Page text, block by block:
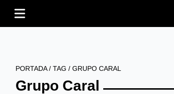
PORTADA/ TAG / GRUPO CARAL
Grupo Caral